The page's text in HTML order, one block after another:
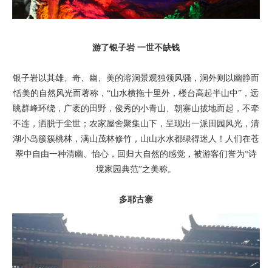
游了银子岩 一世不缺钱
银子岩以其雄、奇、幽、美的溶洞景观独领风骚，洞外则以幽静而
恬美的自然风光而著称，“山水横拖十里外，楼台高起半山中”，远
眺群峰环绕，广袤的田野，俊秀的小青山、朝寨山拔地而起，不牵
不连，洒脱于尘世；农家屋舍聚集山下，呈现出一派田园风光，清
湖小岛簇簇桃林，满山茂林修竹，山山水水都绿得迷人！人们在苍
翠中自由一种清幽、怡心，回归大自然的感觉，被游客们誉为“诗
境家园典范”之美称。
多耶古寨